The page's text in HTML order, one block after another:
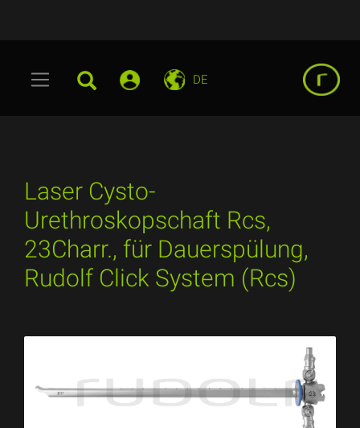
DE
Laser Cysto-
Urethroskopschaft Rcs,
23Charr., für Dauerspülung,
Rudolf Click System (Rcs)